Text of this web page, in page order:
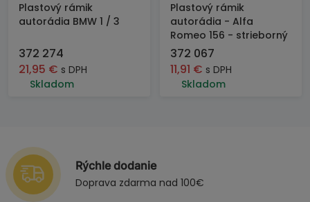
Plastový rámik
autorádia BMW 1 / 3
372 274
21,95 € s DPH
Skladom
Plastový rámik
autorádia - Alfa
Romeo 156 - strieborný
372 067
11,91 € s DPH
Skladom
Rýchle dodanie
Doprava zdarma nad 100€